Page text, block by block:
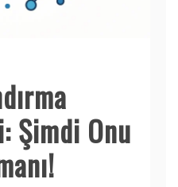
Şimdi Onu